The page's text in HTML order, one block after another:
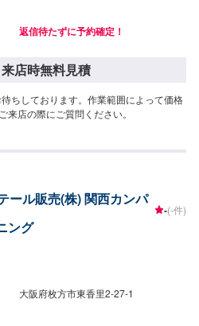
返信待たずに予約確定！
来店時無料見積
ちしております。作業範囲によって価格
店の際にご質問ください。
ール販売(株) 関西カンパ
ング
-(-件)
大阪府枚方市東香里2-27-1